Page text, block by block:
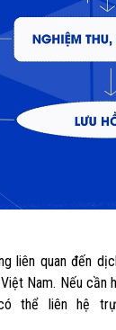
liên quan đến
Nam. Nếu cần
thể liên hệ